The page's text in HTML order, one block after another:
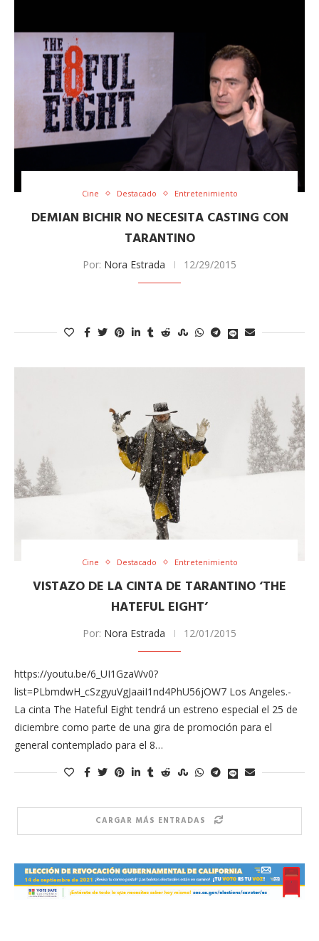
Cine Destacado Entretenimiento
DEMIAN BICHIR NO NECESITA CASTING CON
TARANTINO
Por: Nora Estrada 12/29/2015
Cine Destacado Entretenimiento
VISTAZO DE LA CINTA DE TARANTINO ‘THE
HATEFUL EIGHT’
Por: Nora Estrada 12/01/2015
https://youtu.be/6_UI1GzaWv0?
list=PLbmdwH_cSzgyuVgJaaiI1nd4PhU56jOW7 Los Angeles.-
La cinta The Hateful Eight tendrá un estreno especial el 25 de
diciembre como parte de una gira de promoción para el
general contemplado para el 8…
CARGAR MÁS ENTRADAS